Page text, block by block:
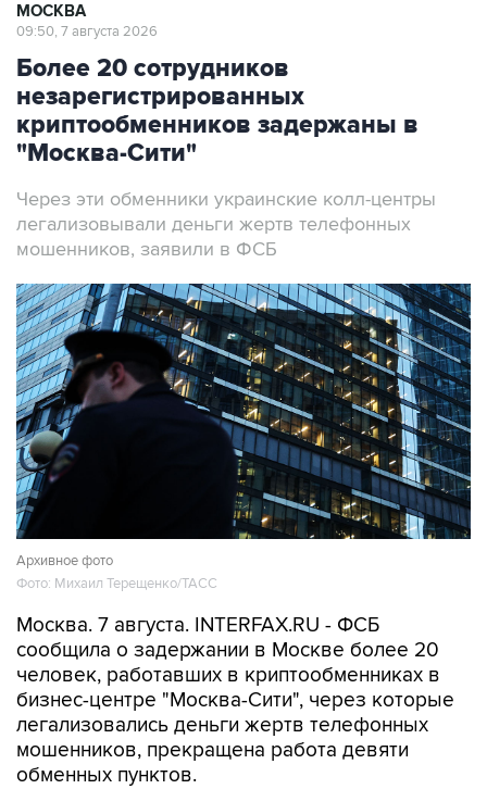
МОСКВА
09:50, 7 августа 2026
Более 20 сотрудников
незарегистрированных
криптообменников задержаны в
"Москва-Сити"
Через эти обменники украинские колл-центры
легализовывали деньги жертв телефонных
мошенников, заявили в ФСБ
Архивное фото
Фото: Михаил Терещенко/ТАСС
Москва. 7 августа. INTERFAX.RU - ФСБ
сообщила о задержании в Москве более 20
человек, работавших в криптообменниках в
бизнес-центре "Москва-Сити", через которые
легализовались деньги жертв телефонных
мошенников, прекращена работа девяти
обменных пунктов.